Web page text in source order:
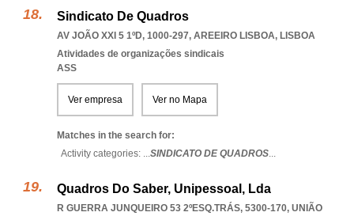
Sindicato De Quadros
AV JOÃO XXI 5 1ºD, 1000-297, AREEIRO LISBOA, LISBOA
Atividades de organizações sindicais
ASS
Ver empresa Ver no Mapa
Matches in the search for:
Activity categories: ...SINDICATO DE QUADROS...
Quadros Do Saber, Unipessoal, Lda
R GUERRA JUNQUEIRO 53 2ºESQ.TRÁS, 5300-170, UNIÃO